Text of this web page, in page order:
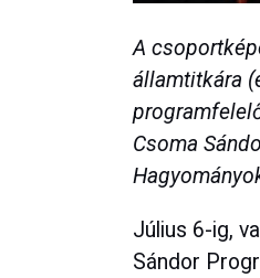
A
államtitkára
Csoma
Július 6-ig,
Sándor